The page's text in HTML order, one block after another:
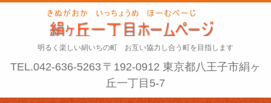
明るく楽しい絹いちの町 お互い協力し合う町を目指します
TEL.042-636-5263 〒192-0912 東京都八王子市絹ヶ
丘一丁目5-7